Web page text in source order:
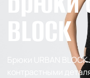
BLOCK
Брюки URBAN
контрастными